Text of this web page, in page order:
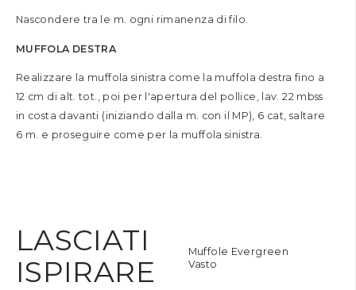
Nascondere tra le m. ogni rimanenza di filo.
MUFFOLA DESTRA
Realizzare la muffola sinistra come la muffola destra fino a
12 cm di alt. tot., poi per l'apertura del pollice, lav. 22 mbss
in costa davanti (iniziando dalla m. con il MP), 6 cat, saltare
6 m. e proseguire come per la muffola sinistra.
LASCIATI
ISPIRARE
Hobo Vasto
Muffole Evergreen
Vasto